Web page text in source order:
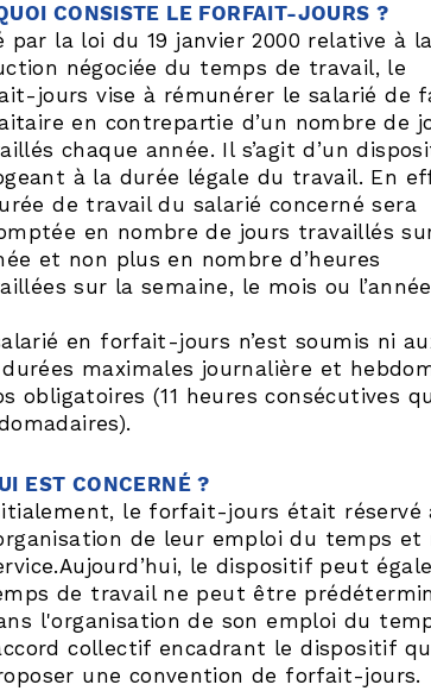
CONSISTE LE FORFAIT-JOURS ?
par la loi du 19 janvier 2000 relative à la
négociée du temps de travail, le
jours vise à rémunérer le salarié de
en contrepartie d’un nombre de
chaque année. Il s’agit d’un
à la durée légale du travail. En
de travail du salarié concerné sera
en nombre de jours travaillés
et non plus en nombre d’heures
sur la semaine, le mois ou
en forfait-jours n’est soumis ni
maximales journalière et
obligatoires (11 heures consécutives
EST CONCERNÉ ?
le forfait-jours était réservé
de leur emploi du temps
le dispositif peut
de travail ne peut être
l'organisation de son emploi du
collectif encadrant le dispositif
une convention de forfait-jours.